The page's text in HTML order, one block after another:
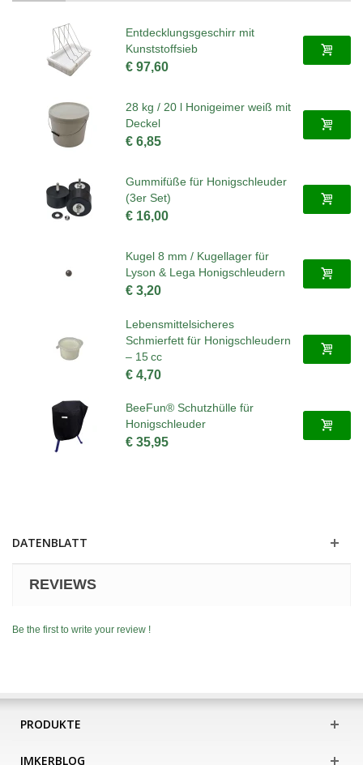
Entdecklungsgeschirr mit
Kunststoffsieb
€ 97,60
28 kg / 20 l Honigeimer weiß mit
Deckel
€ 6,85
Gummifüße für Honigschleuder
(3er Set)
€ 16,00
Kugel 8 mm / Kugellager für
Lyson & Lega Honigschleudern
€ 3,20
Lebensmittelsicheres
Schmierfett für Honigschleudern
– 15 cc
€ 4,70
BeeFun® Schutzhülle für
Honigschleuder
€ 35,95
DATENBLATT
REVIEWS
Be the first to write your review !
PRODUKTE
IMKERBLOG